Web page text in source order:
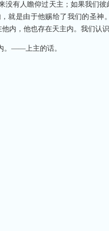
有人瞻仰过天主；如果我们
就是由于他赐给了我们的圣神
内，他也存在天主内。我们认
。——上主的话。